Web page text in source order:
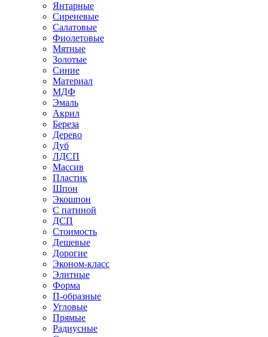
Янтарные
Сиреневые
Салатовые
Фиолетовые
Мятные
Золотые
Синие
Материал
МДФ
Эмаль
Акрил
Береза
Дерево
Дуб
ЛДСП
Массив
Пластик
Шпон
Экошпон
С патиной
ДСП
Стоимость
Дешевые
Дорогие
Эконом-класс
Элитные
Форма
П-образные
Угловые
Прямые
Радиусные